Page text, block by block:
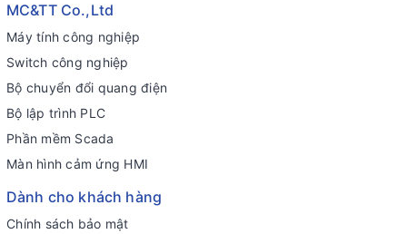
MC&TT Co.,Ltd
Máy tính công nghiệp
Switch công nghiệp
Bộ chuyển đổi quang điện
Bộ lập trình PLC
Phần mềm Scada
Màn hình cảm ứng HMI
Dành cho khách hàng
Chính sách bảo mật